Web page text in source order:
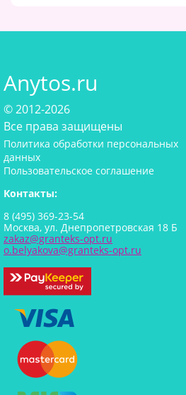
Anytos.ru
© 2012-2026
Все права защищены
Политика обработки персональных
данных
Пользовательское соглашение
Контакты:
8 (495) 369-23-54
Москва, ул. Днепропетровская 18 Б
zakaz@granteks-opt.ru
o.belyakova@granteks-opt.ru